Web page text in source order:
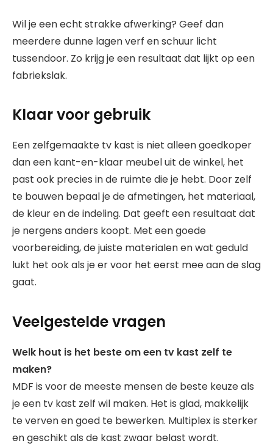
Wil je een echt strakke afwerking? Geef dan
meerdere dunne lagen verf en schuur licht
tussendoor. Zo krijg je een resultaat dat lijkt op een
fabriekslak.
Klaar voor gebruik
Een zelfgemaakte tv kast is niet alleen goedkoper
dan een kant-en-klaar meubel uit de winkel, het
past ook precies in de ruimte die je hebt. Door zelf
te bouwen bepaal je de afmetingen, het materiaal,
de kleur en de indeling. Dat geeft een resultaat dat
je nergens anders koopt. Met een goede
voorbereiding, de juiste materialen en wat geduld
lukt het ook als je er voor het eerst mee aan de slag
gaat.
Veelgestelde vragen
Welk hout is het beste om een tv kast zelf te
maken?
MDF is voor de meeste mensen de beste keuze als
je een tv kast zelf wil maken. Het is glad, makkelijk
te verven en goed te bewerken. Multiplex is sterker
en geschikt als de kast zwaar belast wordt.